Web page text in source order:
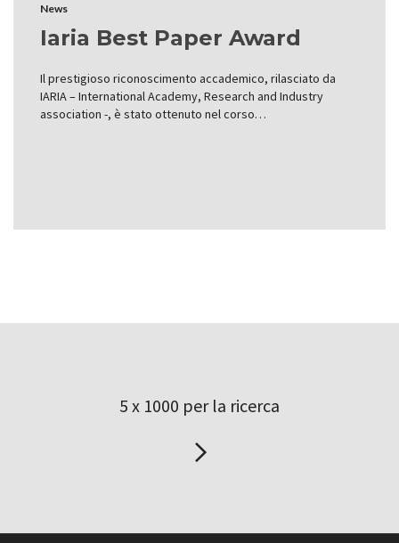
News
Iaria Best Paper Award
Il prestigioso riconoscimento accademico, rilasciato da
IARIA – International Academy, Research and Industry
association -, è stato ottenuto nel corso…
5 x 1000 per la ricerca